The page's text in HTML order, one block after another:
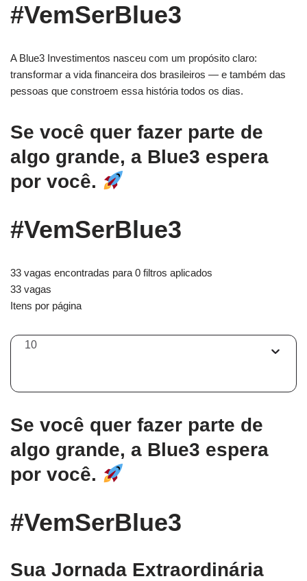
#VemSerBlue3
A Blue3 Investimentos nasceu com um propósito claro:
transformar a vida financeira dos brasileiros — e também das
pessoas que constroem essa história todos os dias.
Se você quer fazer parte de
algo grande, a Blue3 espera
por você.
#VemSerBlue3
33 vagas encontradas para 0 filtros aplicados
33 vagas
Itens por página
10
Se você quer fazer parte de
algo grande, a Blue3 espera
por você.
#VemSerBlue3
Sua Jornada Extraordinária